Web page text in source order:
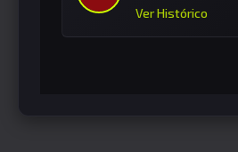
Ver Histórico